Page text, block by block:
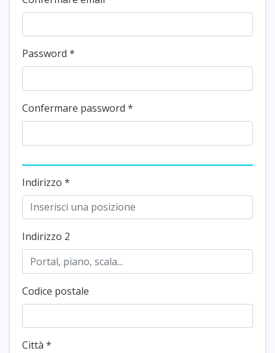
Password *
Confermare password *
Indirizzo *
Indirizzo 2
Codice postale
Città *